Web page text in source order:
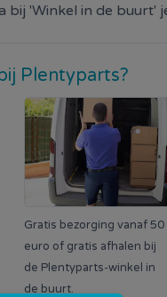
bij 'Winkel in de buurt'
Plentyparts?
Gratis bezorging vanaf 50
euro of gratis afhalen bij
de Plentyparts-winkel in
de buurt.